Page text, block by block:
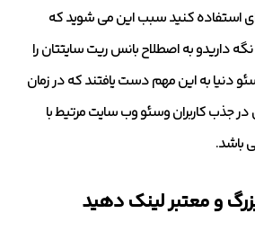
ای استفاده کنید سبب این می شوید که
نگه داریدو به اصطلاح بانس ریت سایتتان را
سئو دنیا به این مهم دست یافتند که در زمان
جذب کاربران وسئو وب سایت مرتیط با
باشد.
و معتبر لینک دهید